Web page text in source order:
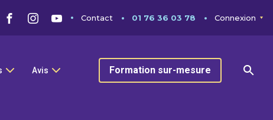
Contact 01 76 36 03 78 Connexion
Avis Formation sur-mesure